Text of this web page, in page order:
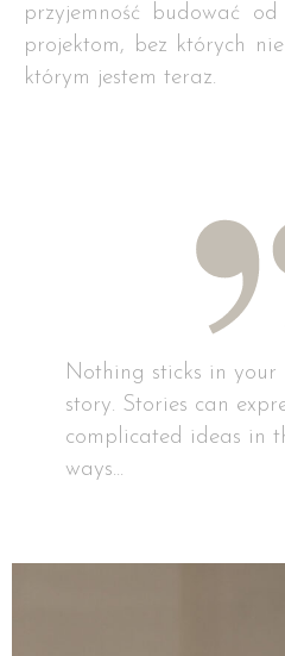
przyjemność budować
projektom, bez których
którym jestem teraz.
Nothing sticks in
story. Stories can
complicated ideas in
ways...